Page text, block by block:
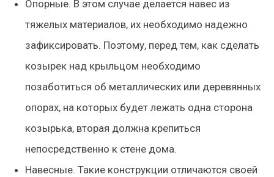
Опорные. В этом случае делается навес из
тяжелых материалов, их необходимо надежно
зафиксировать. Поэтому, перед тем, как сделать
козырек над крыльцом необходимо
позаботиться об металлических или деревянных
опорах, на которых будет лежать одна сторона
козырька, вторая должна крепиться
непосредственно к стене дома.
Навесные. Такие конструкции отличаются своей